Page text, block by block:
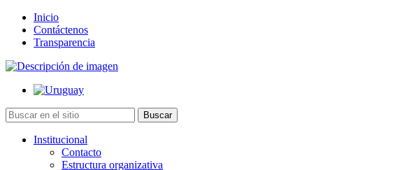
Inicio
Contáctenos
Transparencia
Institucional
Contacto
Estructura organizativa